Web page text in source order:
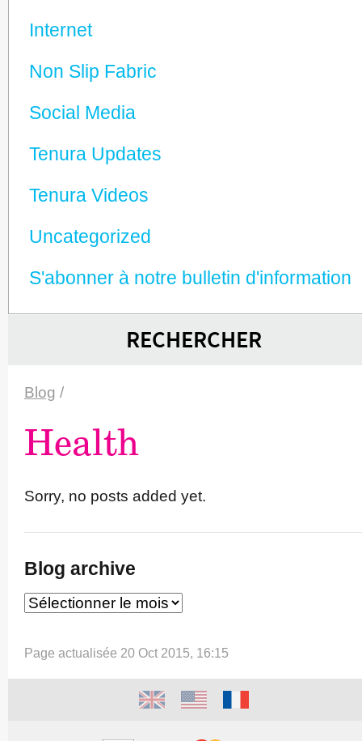
Internet
Non Slip Fabric
Social Media
Tenura Updates
Tenura Videos
Unca­tego­rized
S'abonner à notre bulletin d'information
RECHERCHER
Blog /
Health
Sorry, no posts added yet.
Blog archive
Page actualisée 20 Oct 2015, 16:15